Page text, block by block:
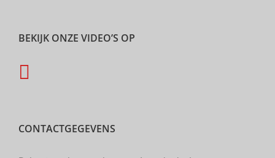
BEKIJK ONZE VIDEO’S OP
CONTACTGEGEVENS